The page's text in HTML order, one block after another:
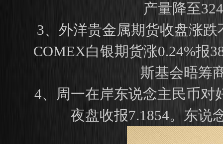
产量降至
3、外洋贵金属期货收盘涨跌
COMEX白银期货涨0.24%报
斯基会晤筹
4、周一在岸东说念主民币对
夜盘收报7.1854。东说